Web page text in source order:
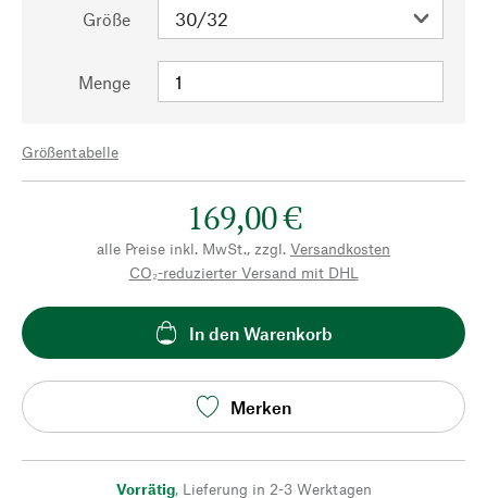
Größe
Menge
Größentabelle
169,00 €
alle Preise inkl. MwSt., zzgl. Versandkosten
CO₂-reduzierter Versand mit DHL
In den Warenkorb
Merken
Vorrätig, Lieferung in 2-3 Werktagen